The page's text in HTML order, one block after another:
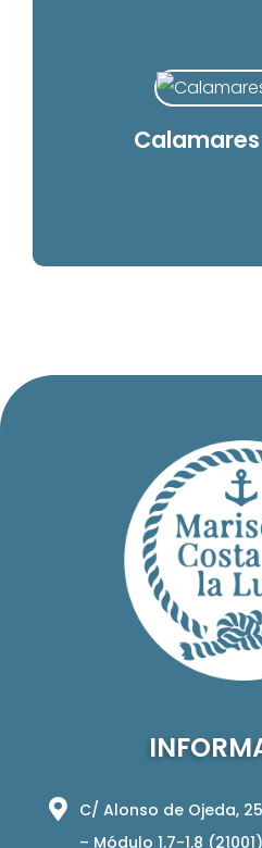
C/ Alonso de Ojeda,
– Módulo 1.7-1.8